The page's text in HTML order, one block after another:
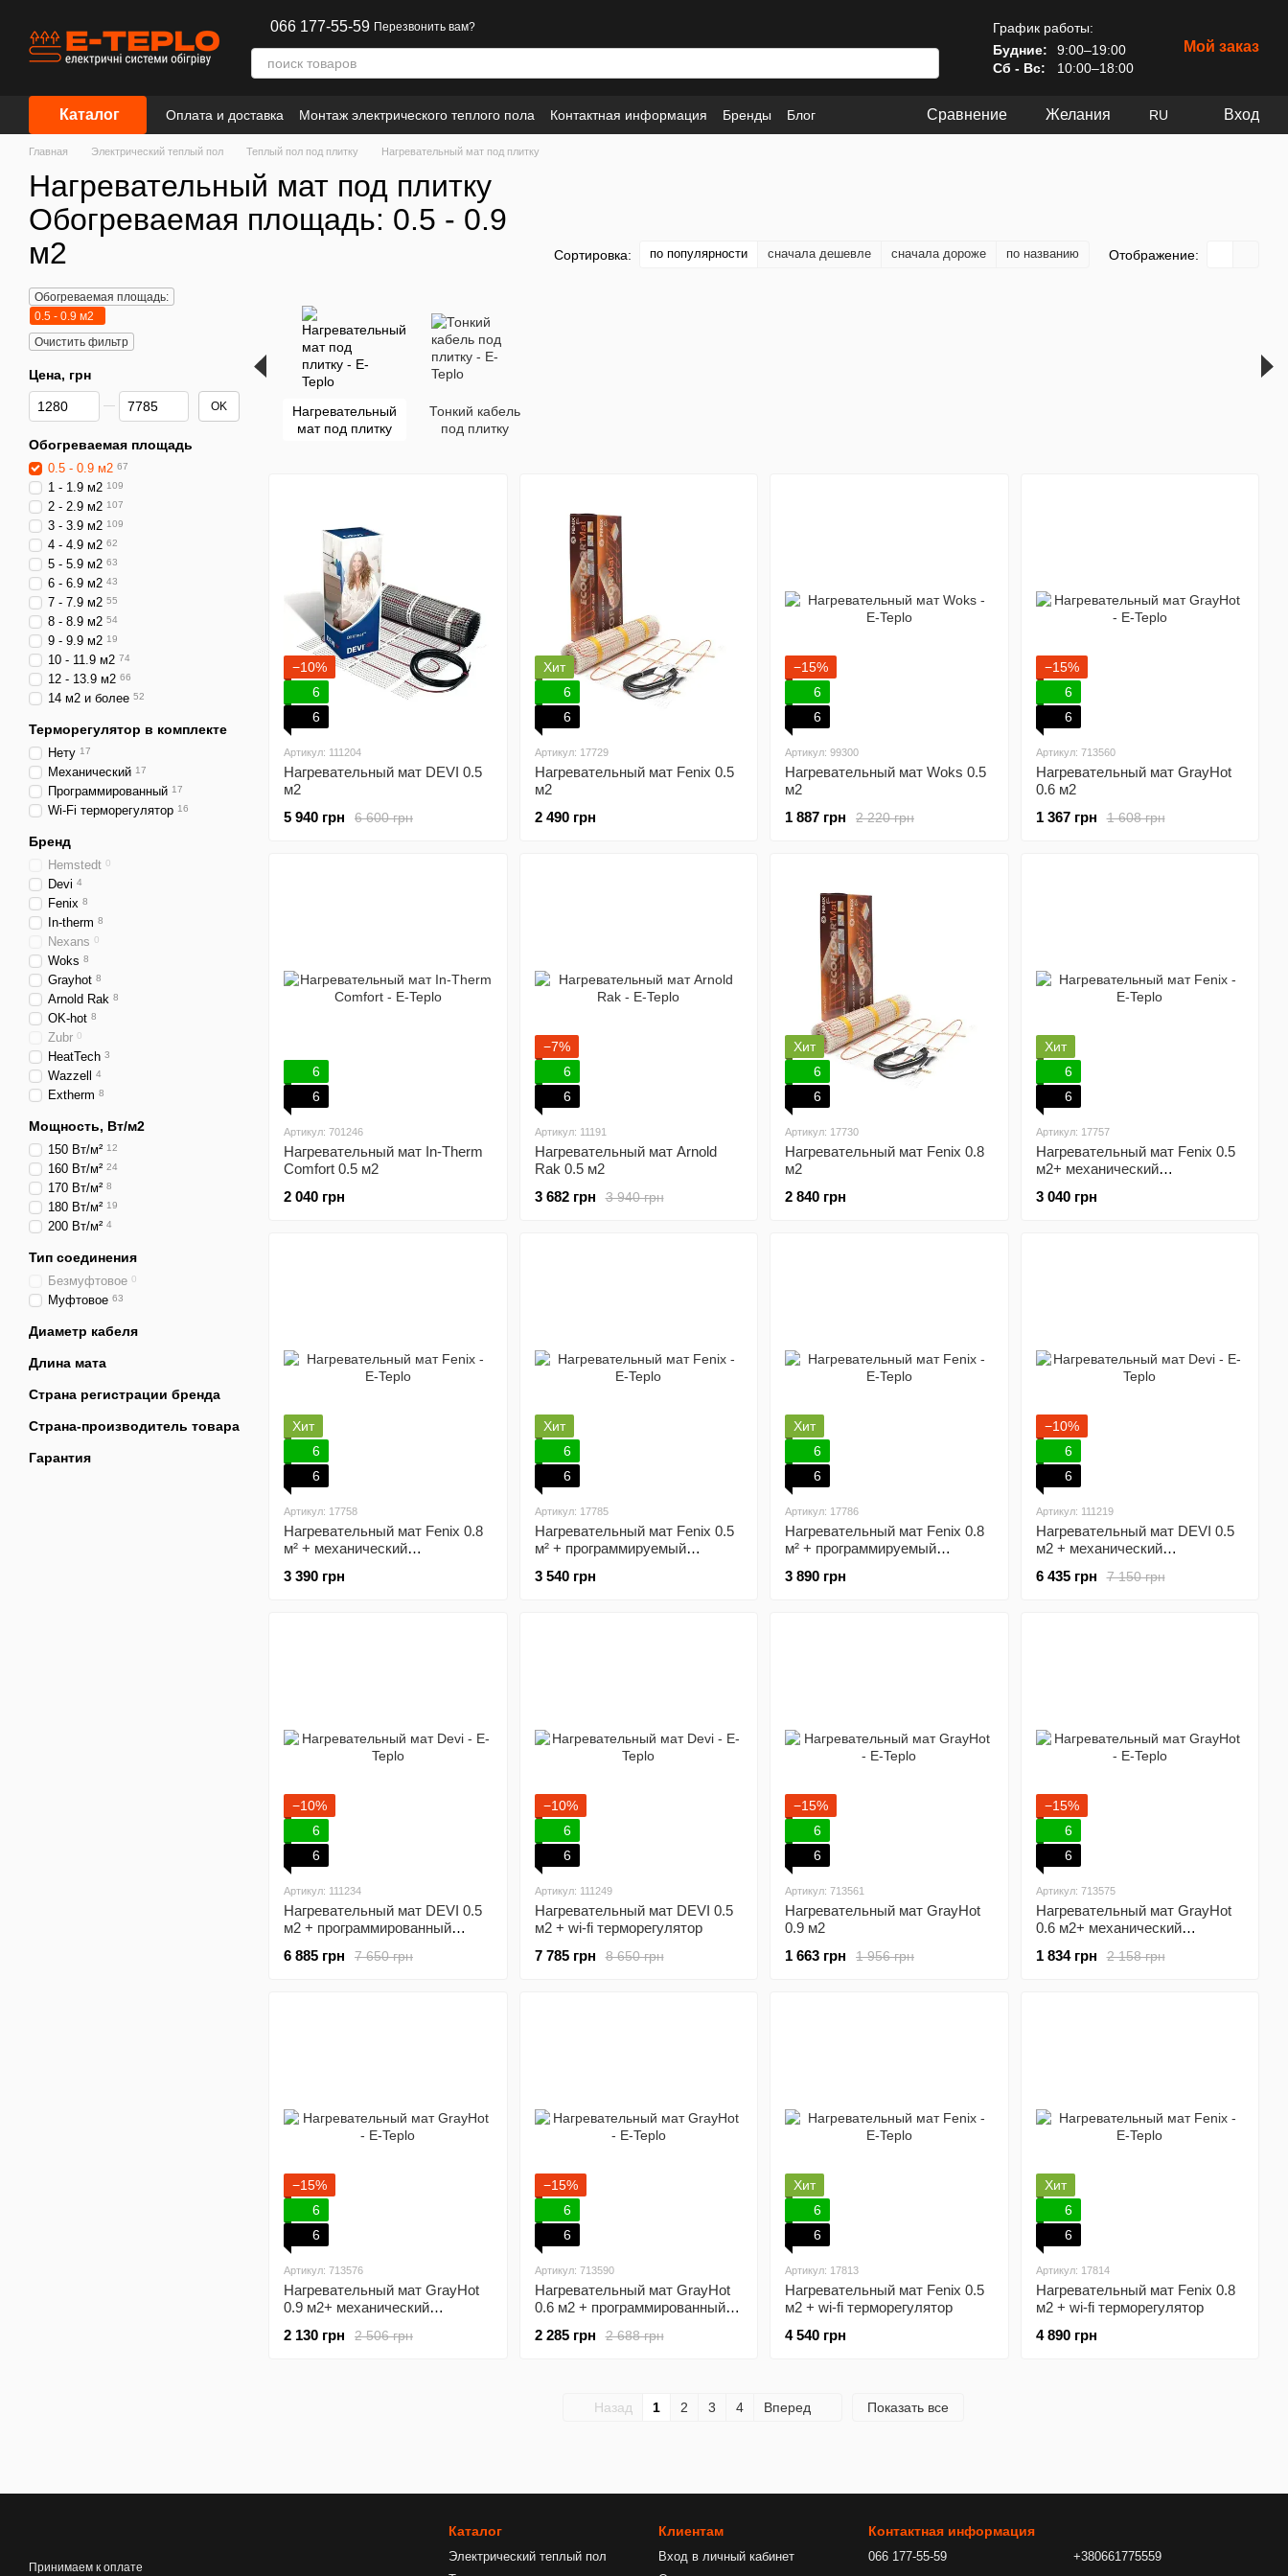
066 177-55-59 Перезвонить вам?
График работы:
Будние:
9:00–19:00
Сб - Вс:
10:00–18:00
Мой заказ
Каталог Оплата и доставка Монтаж электрического теплого пола Контактная информация Бренды
Блог
Сотрудничество
Информация
Сравнение Желания RU Вход
Главная Электрический теплый пол Теплый пол под плитку Нагревательный мат под плитку
Нагревательный мат под плитку
Обогреваемая площадь: 0.5 - 0.9
м2
Сортировка: по популярности сначала дешевле сначала дороже по названию Отображение:
Нагревательный
мат под плитку
Тонкий кабель
под плитку
−10%
6
6
Артикул: 111204
Нагревательный мат DEVI 0.5
м2
6 600 грн
5 940 грн
Хит
6
6
Артикул: 17729
Нагревательный мат Fenix 0.5
м2
2 490 грн
−15%
6
6
Артикул: 99300
Нагревательный мат Woks 0.5
м2
2 220 грн
1 887 грн
−15%
6
6
Артикул: 713560
Нагревательный мат GrayHot
0.6 м2
1 608 грн
1 367 грн
6
6
Артикул: 701246
Нагревательный мат In-Therm
Comfort 0.5 м2
2 040 грн
−7%
6
6
Артикул: 11191
Нагревательный мат Arnold
Rak 0.5 м2
3 940 грн
3 682 грн
Хит
6
6
Артикул: 17730
Нагревательный мат Fenix 0.8
м2
2 840 грн
Хит
6
6
Артикул: 17757
Нагревательный мат Fenix 0.5
м2+ механический
3 040 грн
Хит
6
6
Артикул: 17758
Нагревательный мат Fenix 0.8
м² + механический
3 390 грн
Хит
6
6
Артикул: 17785
Нагревательный мат Fenix 0.5
м² + программируемый
3 540 грн
Хит
6
6
Артикул: 17786
Нагревательный мат Fenix 0.8
м² + программируемый
3 890 грн
−10%
6
6
Артикул: 111219
Нагревательный мат DEVI 0.5
м2 + механический
7 150 грн
6 435 грн
−10%
6
6
Артикул: 111234
Нагревательный мат DEVI 0.5
м2 + программированный
7 650 грн
6 885 грн
−10%
6
6
Артикул: 111249
Нагревательный мат DEVI 0.5
м2 + wi-fi терморегулятор
8 650 грн
7 785 грн
−15%
6
6
Артикул: 713561
Нагревательный мат GrayHot
0.9 м2
1 956 грн
1 663 грн
−15%
6
6
Артикул: 713575
Нагревательный мат GrayHot
0.6 м2+ механический
2 158 грн
1 834 грн
−15%
6
6
Артикул: 713576
Нагревательный мат GrayHot
0.9 м2+ механический
2 506 грн
2 130 грн
−15%
6
6
Артикул: 713590
Нагревательный мат GrayHot
0.6 м2 + программированный
2 688 грн
2 285 грн
Хит
6
6
Артикул: 17813
Нагревательный мат Fenix 0.5
м2 + wi-fi терморегулятор
4 540 грн
Хит
6
6
Артикул: 17814
Нагревательный мат Fenix 0.8
м2 + wi-fi терморегулятор
4 890 грн
Назад 1 2 3 4 Вперед Показать все
Обогреваемая площадь:
0.5 - 0.9 м2
Очистить фильтр
Цена, грн
От Цена, грн
До Цена, грн OK
Обогреваемая площадь
0.5 - 0.9 м2 67
1 - 1.9 м2 109
2 - 2.9 м2 107
3 - 3.9 м2 109
4 - 4.9 м2 62
5 - 5.9 м2 63
6 - 6.9 м2 43
7 - 7.9 м2 55
8 - 8.9 м2 54
9 - 9.9 м2 19
10 - 11.9 м2 74
12 - 13.9 м2 66
14 м2 и более 52
Терморегулятор в комплекте
Нету 17
Механический 17
Программированный 17
Wi-Fi терморегулятор 16
Бренд
Hemstedt 0
Devi 4
Fenix 8
In-therm 8
Nexans 0
Woks 8
Grayhot 8
Arnold Rak 8
OK-hot 8
Zubr 0
HeatTech 3
Wazzell 4
Extherm 8
Мощность, Вт/м2
150 Вт/м² 12
160 Вт/м² 24
170 Вт/м² 8
180 Вт/м² 19
200 Вт/м² 4
Тип соединения
Безмуфтовое 0
Муфтовое 63
Диаметр кабеля
Длина мата
Страна регистрации бренда
Страна-производитель товара
Гарантия
Принимаем к оплате
Каталог
Электрический теплый пол
Клиентам
Вход в личный кабинет
Контактная информация
066 177-55-59
+380661775559